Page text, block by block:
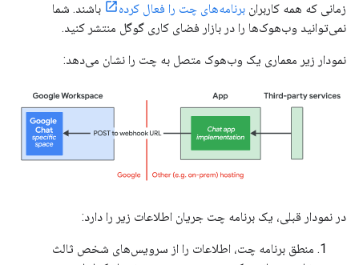
زمانی که همه کاربران برنامه‌های چت را فعال کرده
باشند. شما
نمی‌توانید وب‌هوک‌ها را در بازار فضای کاری گوگل منتشر کنید.
نمودار زیر معماری یک وب‌هوک متصل به چت را نشان می‌دهد:
در نمودار قبلی، یک برنامه چت جریان اطلاعات زیر را دارد:
منطق برنامه چت، اطلاعات را از سرویس‌های شخص ثالث